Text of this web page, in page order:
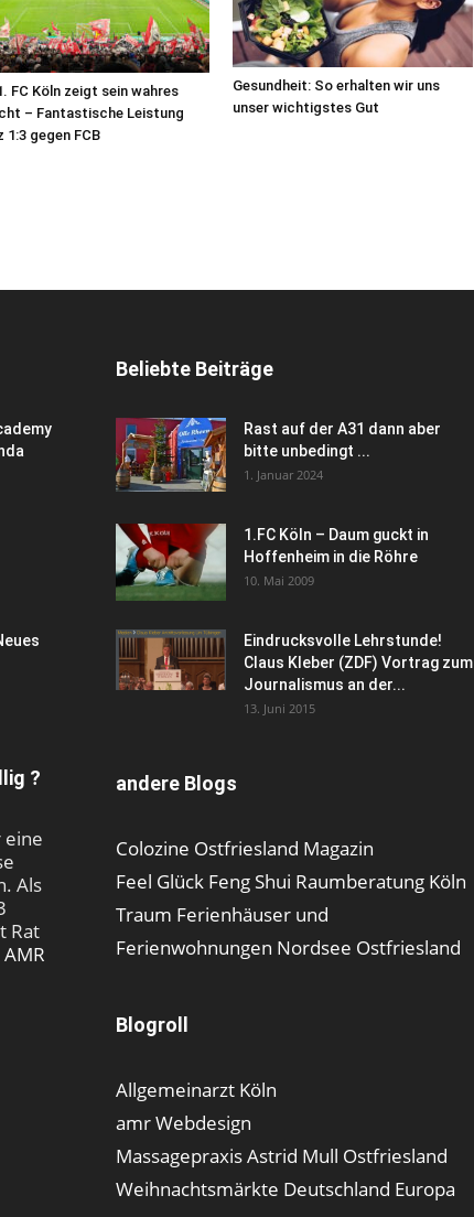
FC Köln zeigt sein wahres
– Fantastische Leistung
gegen FCB
Gesundheit: So erhalten wir uns
unser wichtigstes Gut
?
eine
Als
Rat
AMR
Beliebte Beiträge
Rast auf der A31 dann aber
bitte unbedingt ...
1. Januar 2024
1.FC Köln – Daum guckt in
Hoffenheim in die Röhre
10. Mai 2009
Eindrucksvolle Lehrstunde!
Claus Kleber (ZDF) Vortrag zum
Journalismus an der...
13. Juni 2015
andere Blogs
Colozine Ostfriesland Magazin
Feel Glück Feng Shui Raumberatung Köln
Traum Ferienhäuser und
Ferienwohnungen Nordsee Ostfriesland
Blogroll
Allgemeinarzt Köln
amr Webdesign
Massagepraxis Astrid Mull Ostfriesland
Weihnachtsmärkte Deutschland Europa